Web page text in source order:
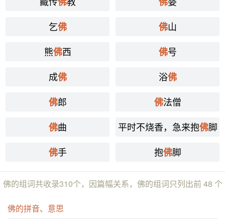
乞佛 佛山
熊佛西 佛号
成佛 浴佛
佛郎 佛法僧
佛曲 平时不烧香，急来抱佛脚
佛手 抱佛脚
佛的组词共收录310个，因篇幅关系，佛的组词只列出前 48 个
佛的拼音、意思